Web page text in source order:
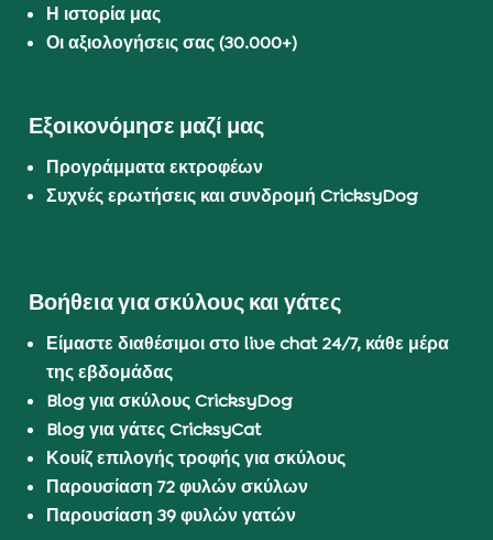
Η ιστορία μας
Οι αξιολογήσεις σας (30.000+)
Εξοικονόμησε μαζί μας
Προγράμματα εκτροφέων
Συχνές ερωτήσεις και συνδρομή CricksyDog
Βοήθεια για σκύλους και γάτες
Είμαστε διαθέσιμοι στο live chat 24/7, κάθε μέρα
της εβδομάδας
Blog για σκύλους CricksyDog
Blog για γάτες CricksyCat
Κουίζ επιλογής τροφής για σκύλους
Παρουσίαση 72 φυλών σκύλων
Παρουσίαση 39 φυλών γατών